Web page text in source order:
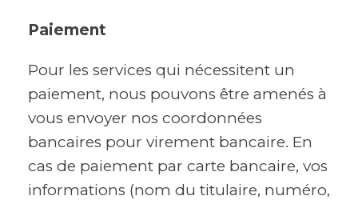
Paiement
Pour les services qui nécessitent un
paiement, nous pouvons être amenés à
vous envoyer nos coordonnées
bancaires pour virement bancaire. En
cas de paiement par carte bancaire, vos
informations (nom du titulaire, numéro,